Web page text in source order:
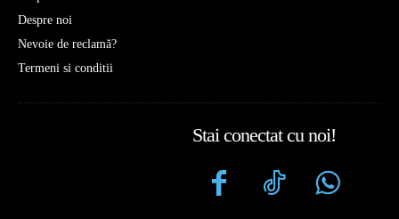
Despre noi
Nevoie de reclamă?
Termeni si conditii
Stai conectat cu noi!